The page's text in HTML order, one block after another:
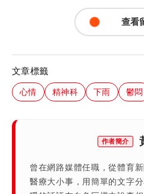
查看
文章標籤
心情 精神科 下雨 鬱悶
作者簡介
曾在網路媒體任職，從體育
醫療大小事，用簡單的文字